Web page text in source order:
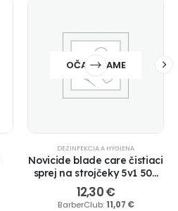
OČAKÁVAME
DEZINFEKCIA A HYGIENA
Novicide blade care čistiaci
sprej na strojčeky 5v1 500
ml.
12,30€
BarberClub: 11,07 €